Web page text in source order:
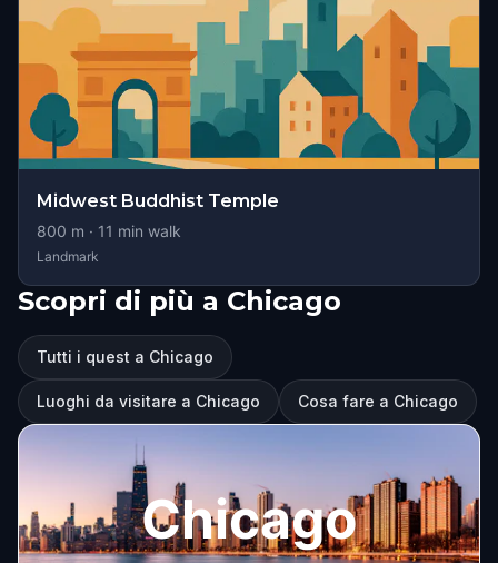
Midwest Buddhist Temple
800 m · 11 min walk
Landmark
Scopri di più a Chicago
Tutti i quest a Chicago
Luoghi da visitare a Chicago Cosa fare a Chicago
Chicago